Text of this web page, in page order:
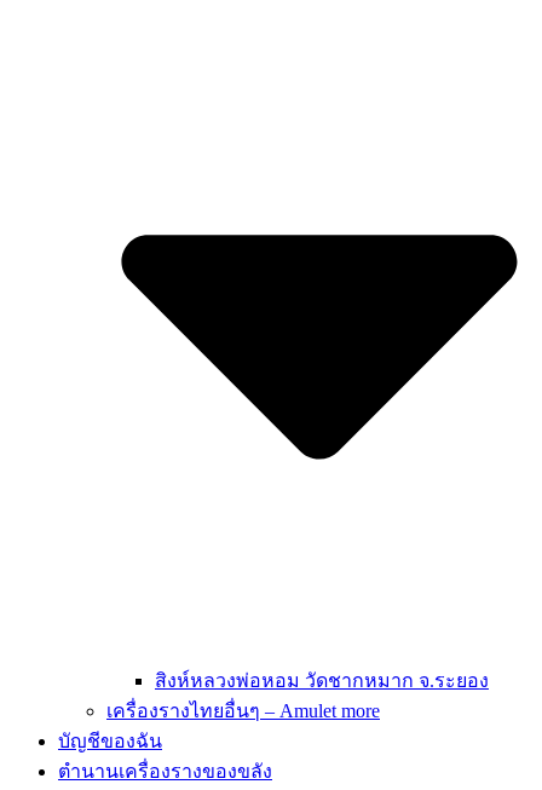
สิงห์หลวงพ่อหอม วัดชากหมาก จ.ระยอง
เครื่องรางไทยอื่นๆ – Amulet more
บัญชีของฉัน
ตำนานเครื่องรางของขลัง